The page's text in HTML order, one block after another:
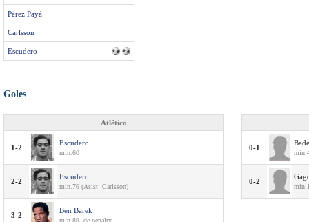
Pérez Payá
Carlsson
Escudero
Goles
Atlético
1-2
Escudero
min.60
2-2
Escudero
min.76 (Asist: Carlsson)
3-2
Ben Barek
min.89, de penalty
0-1
0-2